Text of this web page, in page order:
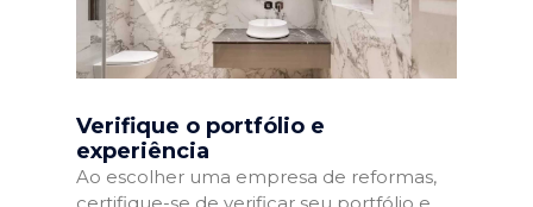
Verifique o portfólio e
experiência
Ao escolher uma empresa de reformas,
certifique-se de verificar seu portfólio e